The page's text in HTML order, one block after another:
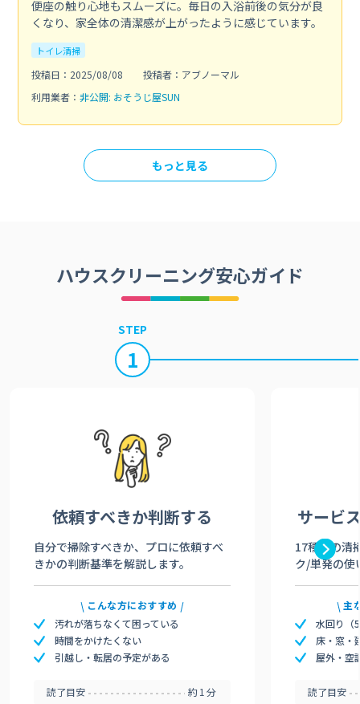
便座の触り心地もスムーズに。毎日の入浴前後の気分が良
くなり、家全体の清潔感が上がったように感じています。
トイレ清掃
投稿日：2025/08/08
投稿者：アブノーマル
利用業者： 非公開: おそうじ屋SUN
もっと見る
ハウスクリーニング安心ガイド
STEP
1
依頼すべきか判断する
自分で掃除すべきか、プロに依頼すべ
きかの判断基準を解説します。
こんな方におすすめ
汚れが落ちなくて困っている
時間をかけたくない
引越し・転居の予定がある
読了目安 約1分
サービ
17種類の清
ク/単発の使
主
水回り（
床・窓・
屋外・空
読了目安